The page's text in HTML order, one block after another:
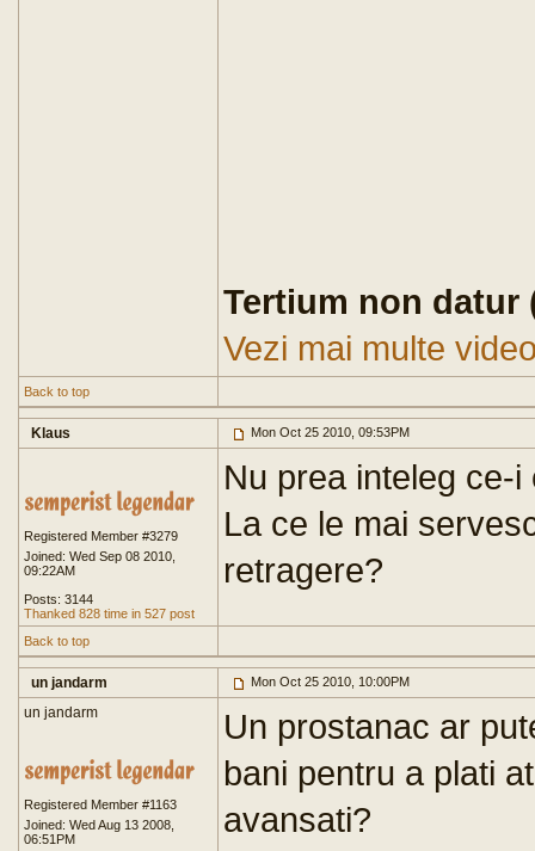
Tertium non datur
Vezi mai multe
Back to top
Klaus Mon Oct 25 2010, 09:53PM
Registered Member #3279
Joined: Wed Sep 08 2010,
09:22AM
Posts: 3144
Thanked 828 time in 527 post
Nu prea inteleg ce-
La ce le mai
retragere?
Back to top
un jandarm Mon Oct 25 2010, 10:00PM
un jandarm
Registered Member #1163
Joined: Wed Aug 13 2008,
06:51PM
Un prostanac ar
bani pentru a plati
avansati?